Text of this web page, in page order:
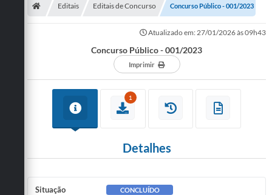
Editais Editais de Concurso Concurso Público - 001/2023
Atualizado em: 27/01/2026 às 09h43
Concurso Público - 001/2023
Imprimir
1
Detalhes
Situação CONCLUÍDO